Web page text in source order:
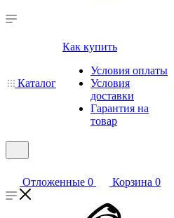
Каталог
Как купить
Условия оплаты
Условия
доставки
Гарантия на
товар
Отложенные 0 Корзина 0